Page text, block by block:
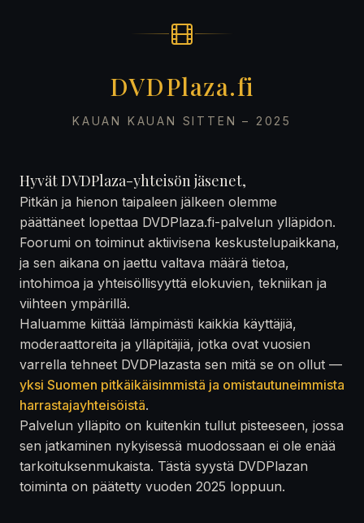
DVDPlaza.fi
KAUAN KAUAN SITTEN – 2025
Hyvät DVDPlaza-yhteisön jäsenet,
Pitkän ja hienon taipaleen jälkeen olemme
päättäneet lopettaa DVDPlaza.fi-palvelun ylläpidon.
Foorumi on toiminut aktiivisena keskustelupaikkana,
ja sen aikana on jaettu valtava määrä tietoa,
intohimoa ja yhteisöllisyyttä elokuvien, tekniikan ja
viihteen ympärillä.
Haluamme kiittää lämpimästi kaikkia käyttäjiä,
moderaattoreita ja ylläpitäjiä, jotka ovat vuosien
varrella tehneet DVDPlazasta sen mitä se on ollut —
yksi Suomen pitkäikäisimmistä ja omistautuneimmista
harrastajayhteisöistä.
Palvelun ylläpito on kuitenkin tullut pisteeseen, jossa
sen jatkaminen nykyisessä muodossaan ei ole enää
tarkoituksenmukaista. Tästä syystä DVDPlazan
toiminta on päätetty vuoden 2025 loppuun.